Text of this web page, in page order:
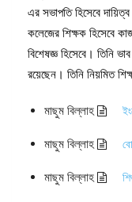
এর সভাপতি হিসেবে
কলেজের শিক্ষক হিসেবে
বিশেষজ্ঞ হিসেবে। তিনি ভাব
রয়েছেন। তিনি নিয়মিত
মাছুম বিল্লাহ
মাছুম বিল্লাহ
মাছুম বিল্লাহ